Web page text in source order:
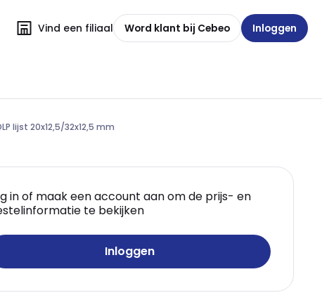
Vind een filiaal Word klant bij Cebeo Inloggen
lijst 20x12,5/32x12,5 mm
in of maak een account aan om de prijs- en
te bekijken
Inloggen